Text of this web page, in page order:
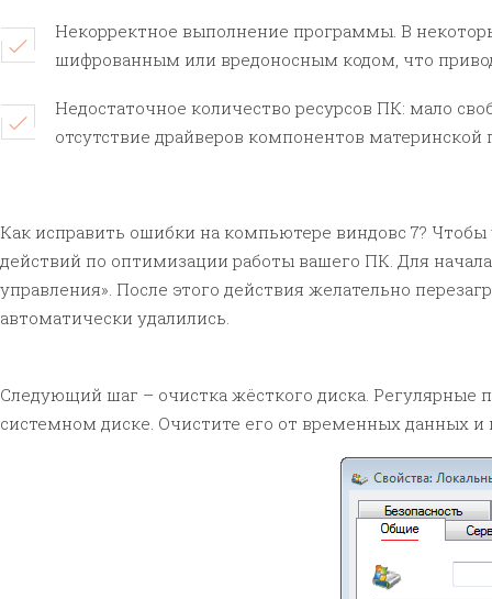
Некорректное выполнение программы. В
шифрованным или вредоносным кодом, что
Недостаточное количество ресурсов ПК: мало
отсутствие драйверов компонентов материнской
Как исправить ошибки на компьютере виндовс 7?
действий по оптимизации работы вашего ПК. Для
управления». После этого действия желательно
автоматически удалились.
Следующий шаг – очистка жёсткого диска. Регулярные
системном диске. Очистите его от временных данных и